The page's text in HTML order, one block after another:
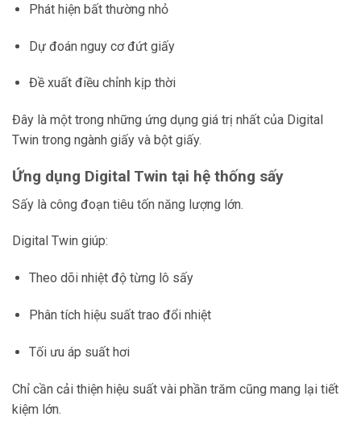
Phát hiện bất thường nhỏ
Dự đoán nguy cơ đứt giấy
Đề xuất điều chỉnh kịp thời
Đây là một trong những ứng dụng giá trị nhất của Digital
Twin trong ngành giấy và bột giấy.
Ứng dụng Digital Twin tại hệ thống sấy
Sấy là công đoạn tiêu tốn năng lượng lớn.
Digital Twin giúp:
Theo dõi nhiệt độ từng lô sấy
Phân tích hiệu suất trao đổi nhiệt
Tối ưu áp suất hơi
Chỉ cần cải thiện hiệu suất vài phần trăm cũng mang lại tiết
kiệm lớn.